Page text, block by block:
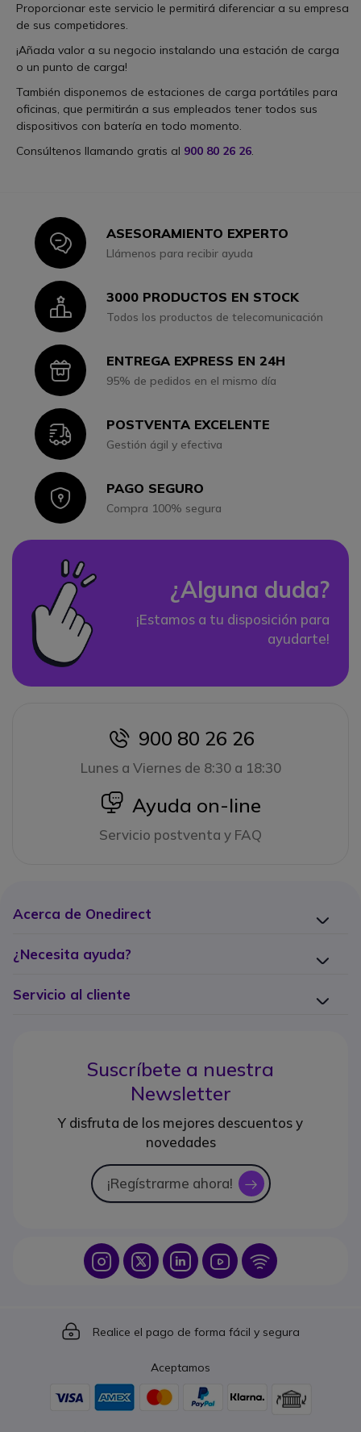
Proporcionar este servicio le permitirá diferenciar a su empresa
de sus competidores.
¡Añada valor a su negocio instalando una estación de carga
o un punto de carga!
También disponemos de estaciones de carga portátiles para
oficinas, que permitirán a sus empleados tener todos sus
dispositivos con batería en todo momento.
Consúltenos llamando gratis al 900 80 26 26
IconASESORAMIENTO EXPERTO
Llámenos para recibir ayuda
Icon3000 PRODUCTOS EN STOCK
Todos los productos de telecomunicación
IconENTREGA EXPRESS EN 24H
95% de pedidos en el mismo día
IconPOSTVENTA EXCELENTE
Gestión ágil y efectiva
IconPAGO SEGURO
Compra 100% segura
¿Alguna duda?
¡Estamos a tu disposición para
ayudarte!
icon
900 80 26 26
Lunes a Viernes de 8:30 a 18:30
icon
Ayuda on-line
Servicio postventa y FAQ
Acerca de Onedirect
¿Necesita ayuda?
Servicio al cliente
Suscríbete a nuestra
Newsletter
Y disfruta de los mejores descuentos y
novedades
¡Regístrarme ahora! icon
Icon IconIcon Icon Icon
Icon
Realice el pago de forma fácil y segura
Aceptamos